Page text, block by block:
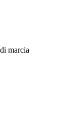
marcia